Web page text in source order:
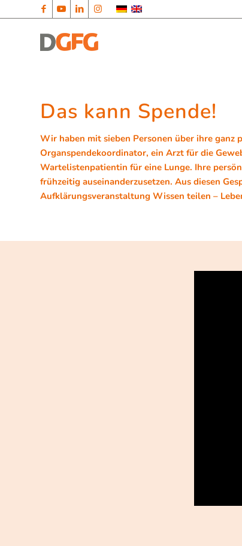
Das kann Spende!
Wir haben mit sieben Personen über ihre ganz
Organspendekoordinator, ein Arzt für die
Wartelistenpatientin für eine Lunge. Ihre
frühzeitig auseinanderzusetzen. Aus diesen
Aufklärungsveranstaltung Wissen teilen –